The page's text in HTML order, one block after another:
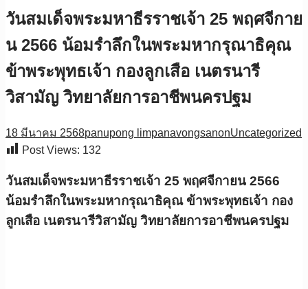
วันสมเด็จพระมหาธีรราชเจ้า 25 พฤศจีกาย
น 2566 น้อมรำลึกในพระมหากรุณาธิคุณ
ข้าพระพุทธเจ้า กองลูกเสือ เนตรนารี
วิสามัญ วิทยาลัยการอาชีพนครปฐม
18 มีนาคม 2568panupong limpanavongsanonUncategorized
Post Views: 132
วันสมเด็จพระมหาธีรราชเจ้า 25 พฤศจีกายน 2566
น้อมรำลึกในพระมหากรุณาธิคุณ ข้าพระพุทธเจ้า กอง
ลูกเสือ เนตรนารีวิสามัญ วิทยาลัยการอาชีพนครปฐม